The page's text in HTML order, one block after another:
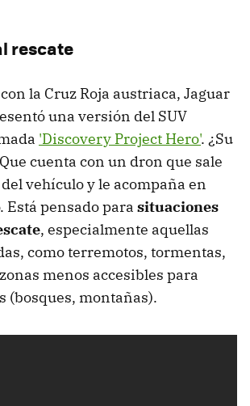
rescate
la Cruz Roja austriaca, Jaguar
una versión del SUV
'Discovery Project Hero'. ¿Su
cuenta con un dron que sale
vehículo y le acompaña en
Está pensado para situaciones
, especialmente aquellas
como terremotos, tormentas,
menos accesibles para
(bosques, montañas).